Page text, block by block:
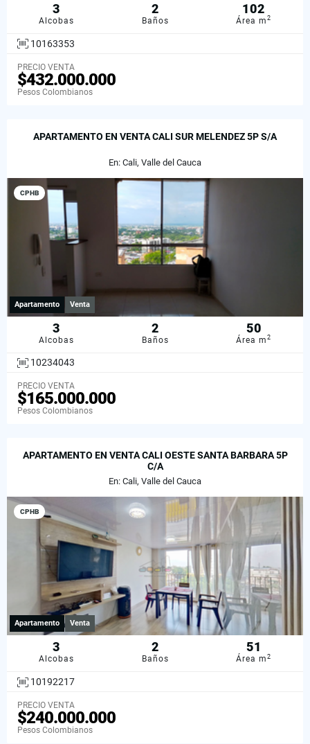
3
Alcobas
2
Baños
102
Área m2
10163353
PRECIO VENTA
$432.000.000
Pesos Colombianos
APARTAMENTO EN VENTA CALI SUR MELENDEZ 5P S/A
En: Cali, Valle del Cauca
CPHB
Apartamento Venta
3
Alcobas
2
Baños
50
Área m2
10234043
PRECIO VENTA
$165.000.000
Pesos Colombianos
APARTAMENTO EN VENTA CALI OESTE SANTA BARBARA 5P
C/A
En: Cali, Valle del Cauca
CPHB
Apartamento Venta
3
Alcobas
2
Baños
51
Área m2
10192217
PRECIO VENTA
$240.000.000
Pesos Colombianos